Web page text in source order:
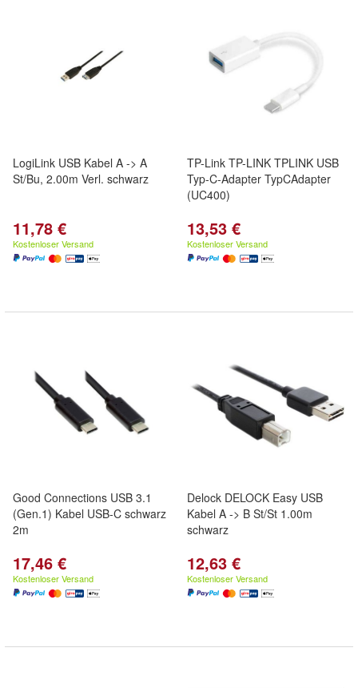
LogiLink USB Kabel A -> A
St/Bu, 2.00m Verl. schwarz
11,78 €
Kostenloser Versand
TP-Link TP-LINK TPLINK USB
Typ-C-Adapter TypCAdapter
(UC400)
13,53 €
Kostenloser Versand
Good Connections USB 3.1
(Gen.1) Kabel USB-C schwarz
2m
17,46 €
Kostenloser Versand
Delock DELOCK Easy USB
Kabel A -> B St/St 1.00m
schwarz
12,63 €
Kostenloser Versand